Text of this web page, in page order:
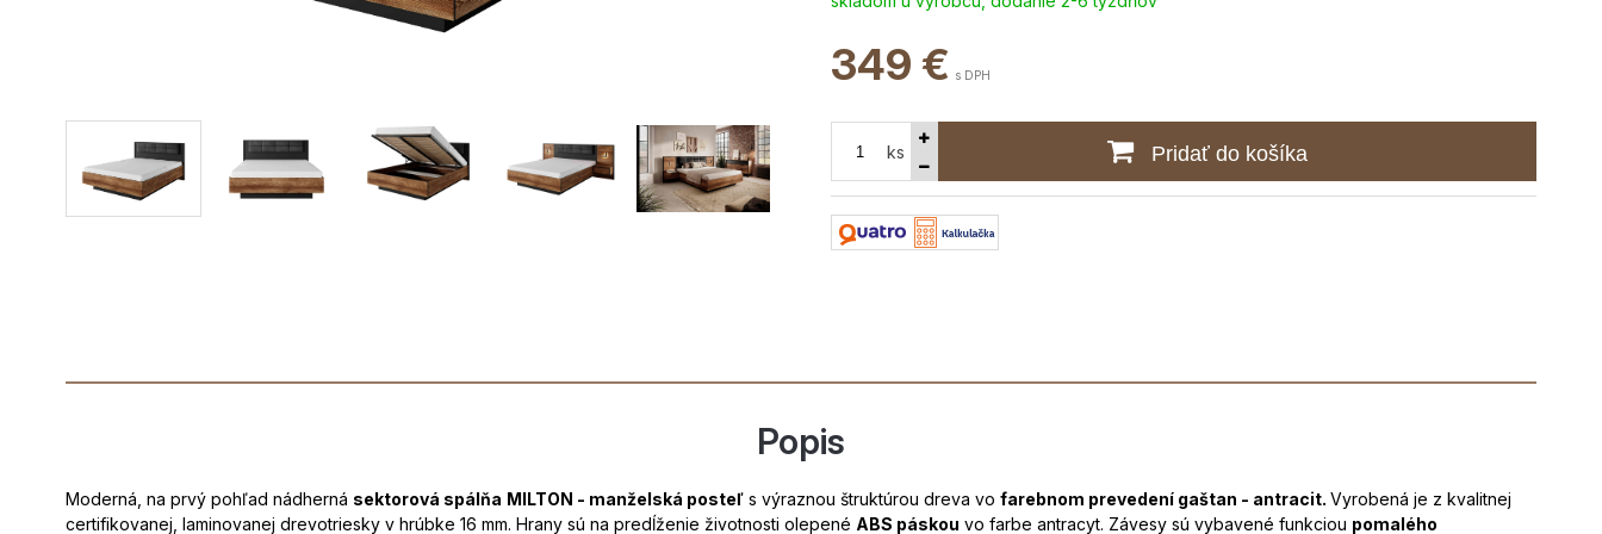
349 € s DPH
ks Pridať do košíka
Popis
Moderná, na prvý pohľad nádherná sektorová spálňa MILTON - manželská posteľ s výraznou štruktúrou dreva vo farebnom prevedení gaštan - antracit. Vyrobená je z kvalitnej
certifikovanej, laminovanej drevotriesky v hrúbke 16 mm. Hrany sú na predĺženie životnosti olepené ABS páskou vo farbe antracyt. Závesy sú vybavené funkciou pomalého